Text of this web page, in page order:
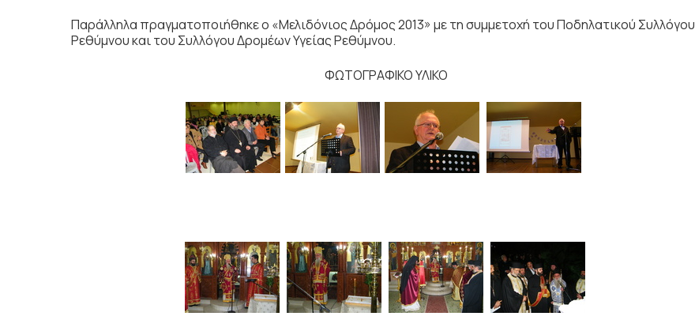
Παράλληλα πραγματοποιήθηκε ο «Μελιδόνιος Δρόμος 2013» με τη συμμετοχή του Ποδηλατικού Συλλόγου
Ρεθύμνου και του Συλλόγου Δρομέων Υγείας Ρεθύμνου.
ΦΩΤΟΓΡΑΦΙΚΟ ΥΛΙΚΟ